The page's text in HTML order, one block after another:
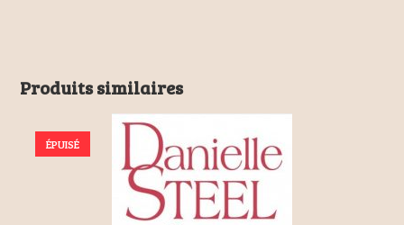
Produits similaires
ÉPUISÉ